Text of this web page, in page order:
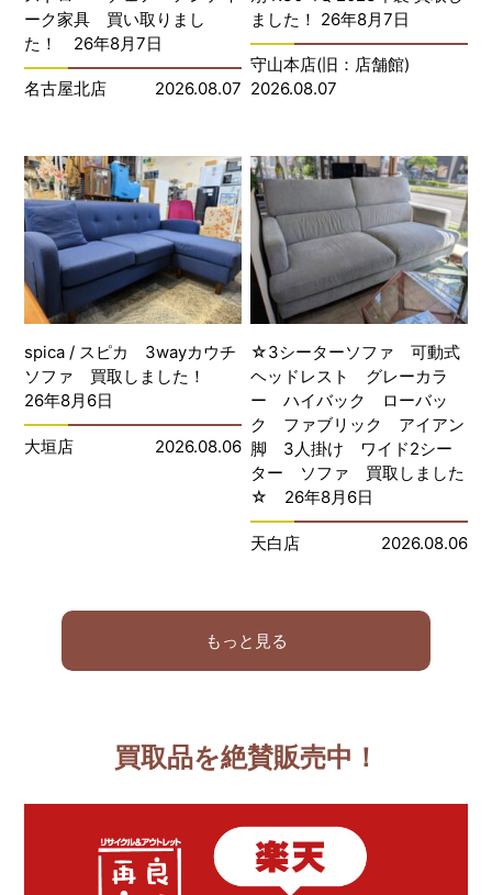
ーク家具 買い取りまし
た！ 26年8月7日
名古屋北店 2026.08.07
ました！ 26年8月7日
守山本店(旧：店舗館)
2026.08.07
spica / スピカ 3wayカウチ
ソファ 買取しました！
26年8月6日
大垣店 2026.08.06
☆3シーターソファ 可動式
ヘッドレスト グレーカラ
ー ハイバック ローバッ
ク ファブリック アイアン
脚 3人掛け ワイド2シー
ター ソファ 買取しました
☆ 26年8月6日
天白店 2026.08.06
もっと見る
買取品を絶賛販売中！